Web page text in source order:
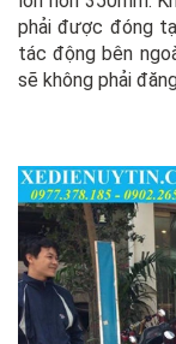
phải được đóng
tác động bên
sẽ không phải